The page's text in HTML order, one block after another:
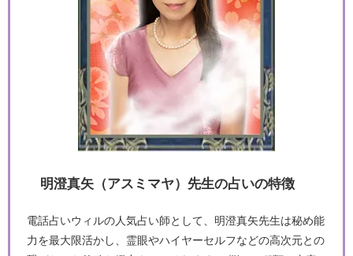
明澄真矢（アスミマヤ）先生の占いの特徴
電話占いウィルの人気占い師として、明澄真矢先生は秘め能
力を最大限活かし、霊眼やハイヤーセルフなどの高次元との